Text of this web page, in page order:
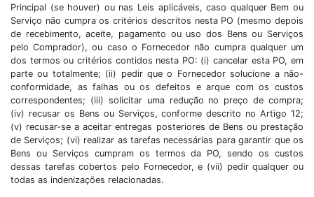
Principal (se houver) ou nas Leis aplicáveis, caso qualquer Bem ou
Serviço não cumpra os critérios descritos nesta PO (mesmo depois
de recebimento, aceite, pagamento ou uso dos Bens ou Serviços
pelo Comprador), ou caso o Fornecedor não cumpra qualquer um
dos termos ou critérios contidos nesta PO: (i) cancelar esta PO, em
parte ou totalmente; (ii) pedir que o Fornecedor solucione a não-
conformidade, as falhas ou os defeitos e arque com os custos
correspondentes; (iii) solicitar uma redução no preço de compra;
(iv) recusar os Bens ou Serviços, conforme descrito no Artigo 12;
(v) recusar-se a aceitar entregas posteriores de Bens ou prestação
de Serviços; (vi) realizar as tarefas necessárias para garantir que os
Bens ou Serviços cumpram os termos da PO, sendo os custos
dessas tarefas cobertos pelo Fornecedor, e (vii) pedir qualquer ou
todas as indenizações relacionadas.